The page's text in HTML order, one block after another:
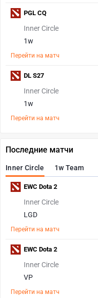
Inner Circle
1w
Перейти на матч
PGL CQ
Inner Circle
1w
Перейти на матч
DL S27
Последние матчи
Inner Circle 1w Team
Inner Circle
LGD
Перейти на матч
EWC Dota 2
Inner Circle
VP
Перейти на матч
EWC Dota 2